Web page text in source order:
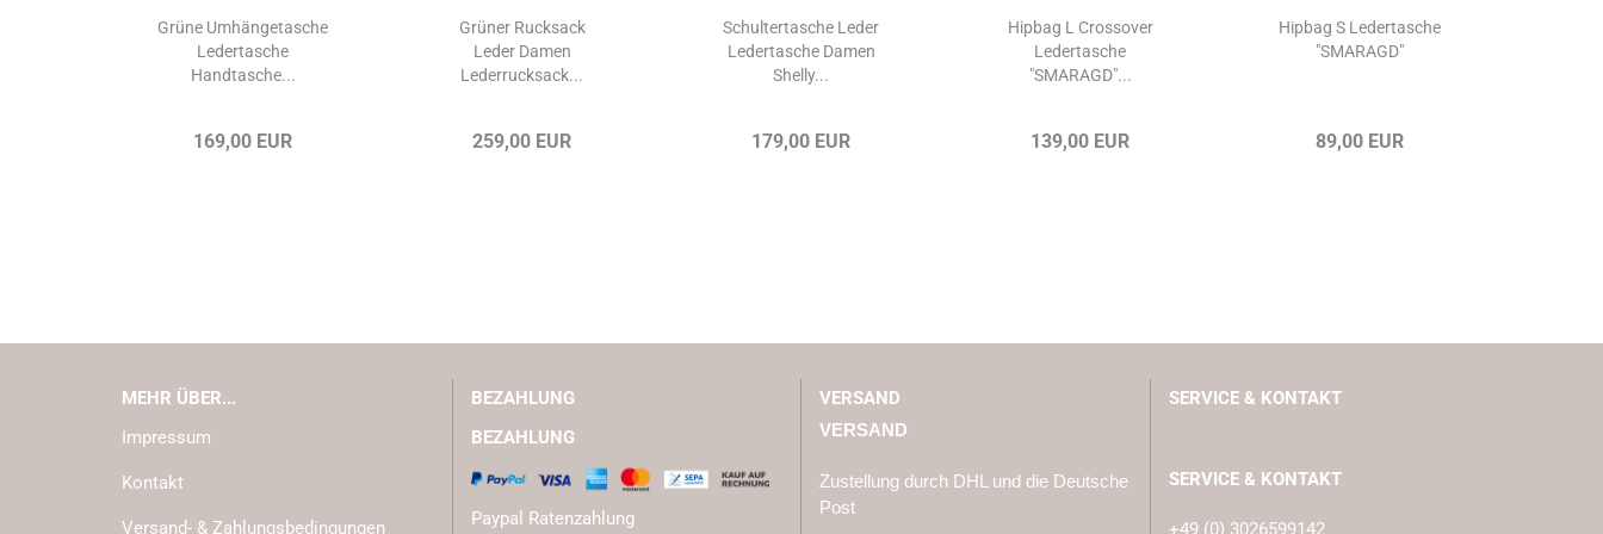
Grüne Umhängetasche
Ledertasche
Handtasche...
169,00 EUR
Grüner Rucksack
Leder Damen
Lederrucksack...
259,00 EUR
Schultertasche Leder
Ledertasche Damen
Shelly...
179,00 EUR
Hipbag L Crossover
Ledertasche
"SMARAGD"...
139,00 EUR
Hipbag S Ledertasche
"SMARAGD"
89,00 EUR
MEHR ÜBER...
Impressum
Kontakt
Versand- & Zahlungsbedingungen
BEZAHLUNG
BEZAHLUNG
Paypal Ratenzahlung
VERSAND
VERSAND
Zustellung durch DHL und die Deutsche
Post
SERVICE & KONTAKT
SERVICE & KONTAKT
+49 (0) 3026599142